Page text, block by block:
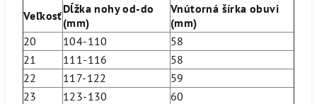
VeľkosťDĺžka nohy od-do
(mm)
Vnútorná šírka obuvi
(mm)
20
104-110
58
21
111-116
58
22
117-122
59
23
123-130 60